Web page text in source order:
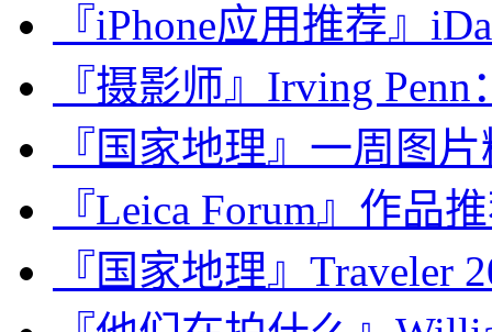
『iPhone应用推荐』
『摄影师』Irving
『国家地理』一周图
『Leica Forum』作品
『国家地理』Traveler